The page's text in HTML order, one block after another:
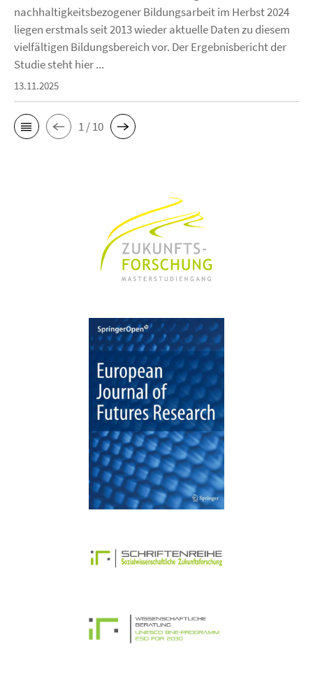
nachhaltigkeitsbezogener Bildungsarbeit im Herbst 2024
liegen erstmals seit 2013 wieder aktuelle Daten zu diesem
vielfältigen Bildungsbereich vor. Der Ergebnisbericht der
Studie steht hier ...
13.11.2025
1 / 10